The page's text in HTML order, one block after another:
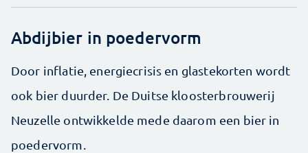
Abdijbier in poedervorm
Door inflatie, energiecrisis en glas­tekorten wordt
ook bier duurder. De Duitse klooster­brouwerij
Neuzelle ontwikkelde mede daarom een bier in
poedervorm.